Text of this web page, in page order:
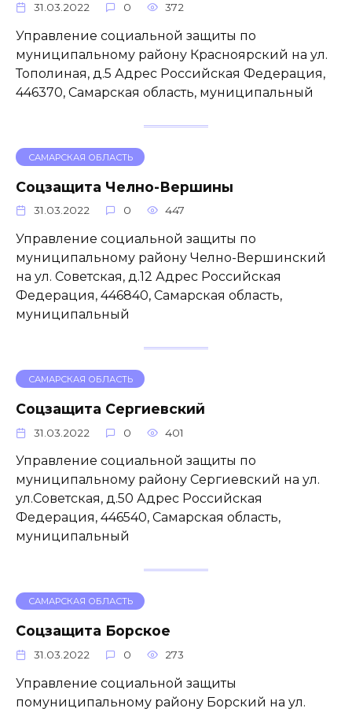
31.03.2022 0 372
Управление социальной защиты по
муниципальному району Красноярский на ул.
Тополиная, д.5 Адрес Российская Федерация,
446370, Самарская область, муниципальный
САМАРСКАЯ ОБЛАСТЬ
Соцзащита Челно-Вершины
31.03.2022 0 447
Управление социальной защиты по
муниципальному району Челно-Вершинский
на ул. Советская, д.12 Адрес Российская
Федерация, 446840, Самарская область,
муниципальный
САМАРСКАЯ ОБЛАСТЬ
Соцзащита Сергиевский
31.03.2022 0 401
Управление социальной защиты по
муниципальному району Сергиевский на ул.
ул.Советская, д.50 Адрес Российская
Федерация, 446540, Самарская область,
муниципальный
САМАРСКАЯ ОБЛАСТЬ
Соцзащита Борское
31.03.2022 0 273
Управление социальной защиты
помуниципальному району Борский на ул.